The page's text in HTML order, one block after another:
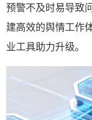
预警不及时易导致
建高效的舆情工作
业工具助力升级。